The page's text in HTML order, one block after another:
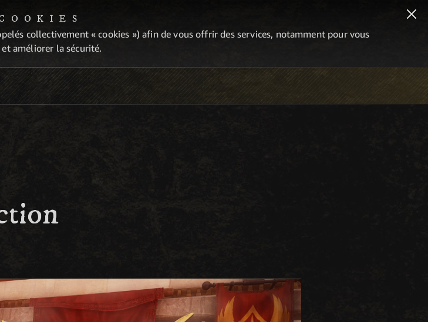
collectivement « cookies ») afin de vous offrir des services, notamment pour vous
améliorer la sécurité.